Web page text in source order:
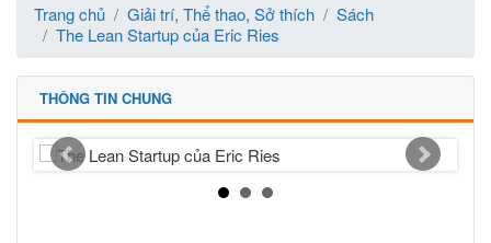
Trang chủ Giải trí, Thể thao, Sở thích
Sách
The Lean Startup của Eric Ries
THÔNG TIN CHUNG